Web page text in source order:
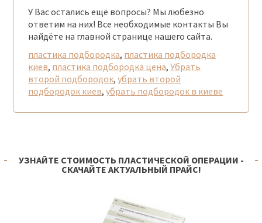
У Вас остались ещё вопросы? Мы любезно
ответим на них! Все необходимые контакты Вы
найдёте на главной странице нашего сайта.
пластика подбородка, пластика подбородка
киев, пластика подбородка цена,Убрать
второй подбородок,убрать второй
подбородок киев,убрать подбородок в киеве
УЗНАЙТЕ СТОИМОСТЬ ПЛАСТИЧЕСКОЙ ОПЕРАЦИИ -
СКАЧАЙТЕ АКТУАЛЬНЫЙ ПРАЙС!